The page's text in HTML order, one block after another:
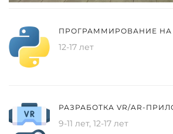
ПРОГРАММИРОВАНИЕ НА
12-17 лет
РАЗРАБОТКА VR/AR-
9-11 лет, 12-17 лет